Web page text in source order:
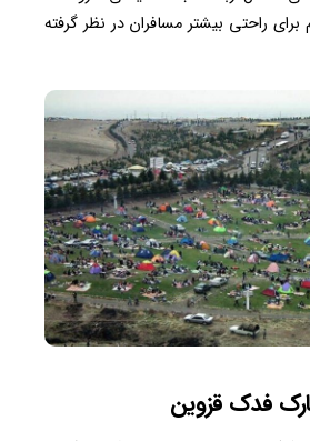
راحتی بیشتر مسافران در نظر گرفته
فدک قزوین